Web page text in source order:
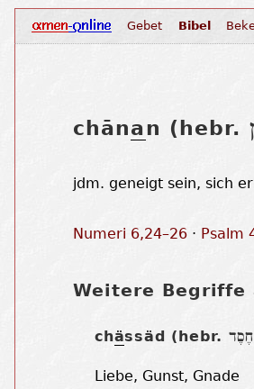
chānan (hebr.
jdm. geneigt sein, sich
Numeri 6,24–26 · Psalm
Weitere Begriffe
chässäd (hebr.חֶסֶד
Liebe, Gunst, Gnade
Gebet Bibel